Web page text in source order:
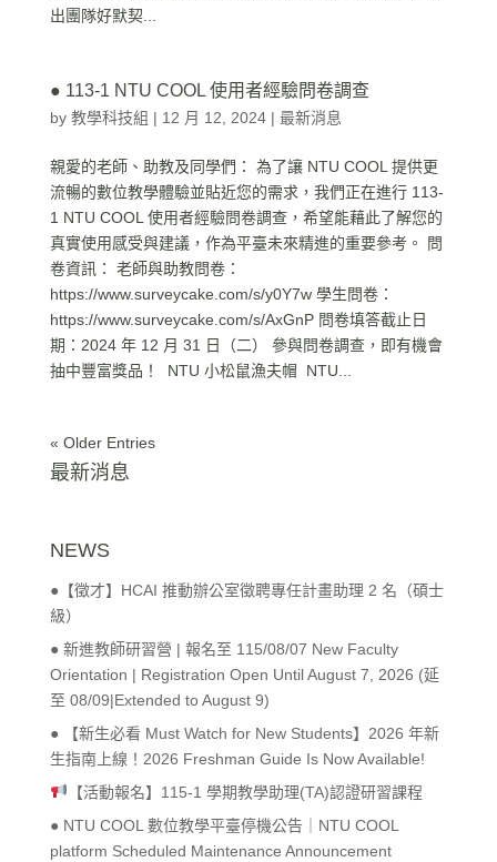
出團隊好默契...
● 113-1 NTU COOL 使用者經驗問卷調查
by 教學科技組 | 12 月 12, 2024| 最新消息
親愛的老師、助教及同學們： 為了讓 NTU COOL 提供更
流暢的數位教學體驗並貼近您的需求，我們正在進行 113-
1 NTU COOL 使用者經驗問卷調查，希望能藉此了解您的
真實使用感受與建議，作為平臺未來精進的重要參考。 問
卷資訊： 老師與助教問卷：
https://www.surveycake.com/s/y0Y7w 學生問卷：
https://www.surveycake.com/s/AxGnP 問卷填答截止日
期：2024 年 12 月 31 日（二） 參與問卷調查，即有機會
抽中豐富獎品！ NTU 小松鼠漁夫帽 NTU...
« Older Entries
最新消息
NEWS
●【徵才】HCAI 推動辦公室徵聘專任計畫助理 2 名（碩士
級）
● 新進教師研習營 | 報名至 115/08/07 New Faculty
Orientation | Registration Open Until August 7, 2026 (延
至 08/09|Extended to August 9)
● 【新生必看 Must Watch for New Students】2026 年新
生指南上線！2026 Freshman Guide Is Now Available!
【活動報名】115-1 學期教學助理(TA)認證研習課程
● NTU COOL 數位教學平臺停機公告｜NTU COOL
platform Scheduled Maintenance Announcement